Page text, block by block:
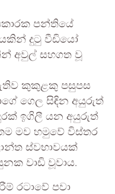
පන්තියේ
දුටු වීඩියෝ
අවුල් සහගත වූ
කුකුළකු පසුපස
ගෙල සිඳින අයුරුත්
ඉගිලී යන අයුරුත්
මව හමුවේ විස්තර
ස්වභාවයක්
වාඩි වූවාය.
රටාවේ පවා